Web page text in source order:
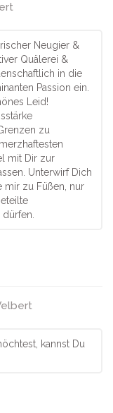
Neugier &
Quälerei &
in die
Passion ein.
Leid!
zu
mit Dir zur
Unterwirf Dich
mir zu Füßen, nur
kannst Du